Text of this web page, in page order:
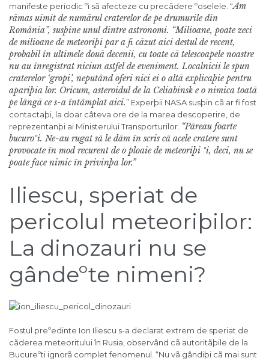
manifeste periodic ºi sã afecteze cu precãdere ºoselele. “Am
rãmas uimit de numãrul craterelor de pe drumurile din
România”, susþine unul dintre astronomi. “Milioane, poate zeci
de milioane de meteoriþi par a fi cãzut aici destul de recent,
probabil în ultimele douã decenii, cu toate cã telescoapele noastre
nu au înregistrat niciun astfel de eveniment. Localnicii le spun
craterelor ‘gropi’, neputând oferi nici ei o altã explicaþie pentru
apariþia lor. Oricum, asteroidul de la Celiabinsk e o nimica toatã
pe lângã ce s-a întâmplat aici.” Experþii NASA susþin cã ar fi fost
contactaþi, la doar câteva ore de la marea descoperire, de
reprezentanþi ai Ministerului Transporturilor. “Pãreau foarte
bucuroºi. Ne-au rugat sã le dãm în scris cã acele cratere sunt
provocate în mod recurent de o ploaie de meteoriþi ºi, deci, nu se
poate face nimic în privinþa lor.”
Iliescu, speriat de
pericolul meteoriþilor:
La dinozauri nu se
gândeºte nimeni?
Fostul preºedinte Ion Iliescu s-a declarat extrem de speriat de
cãderea meteoritului în Rusia, observând cã autoritãþile de la
Bucureºti ignorã complet fenomenul. “Nu vã gândiþi cã mai sunt